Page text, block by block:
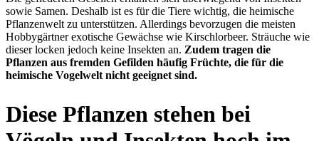
sowie Samen. Deshalb ist es für die Tiere wichtig, die heimische
Pflanzenwelt zu unterstützen. Allerdings bevorzugen die meisten
Hobbygärtner exotische Gewächse wie Kirschlorbeer. Sträuche wie
dieser locken jedoch keine Insekten an. Zudem tragen die
Pflanzen aus fremden Gefilden häufig Früchte, die für die
heimische Vogelwelt nicht geeignet sind.
Diese Pflanzen stehen bei